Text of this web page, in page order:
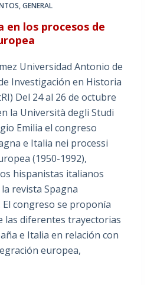
,GENERAL
en los procesos de
Universidad Antonio de
Investigación en Historia
Del 24 al 26 de octubre
la Università degli Studi
Emilia el congreso
e Italia nei processi
(1950-1992),
hispanistas italianos
revista Spagna
congreso se proponía
las diferentes trayectorias
e Italia en relación con
europea,